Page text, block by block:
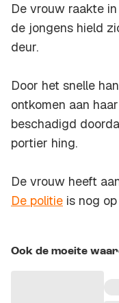
De vrouw raakte
de jongens hield
deur.
Door het snelle
ontkomen aan
beschadigd
portier hing.
De vrouw heeft
De politie is nog
Ook de moeite